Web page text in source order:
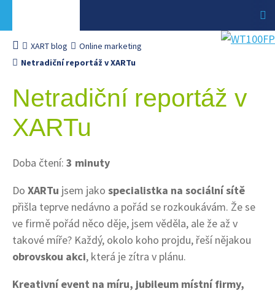
XART blog
Online marketing
Netradiční reportáž v XARTu
Netradiční reportáž v
XARTu
Doba čtení: 3 minuty
Do XARTu jsem jako specialistka na sociální sítě
přišla teprve nedávno a pořád se rozkoukávám. Že se
ve firmě pořád něco děje, jsem věděla, ale že až v
takové míře? Každý, okolo koho projdu, řeší nějakou
obrovskou akci, která je zítra v plánu.
Kreativní event na míru, jubileum místní firmy,